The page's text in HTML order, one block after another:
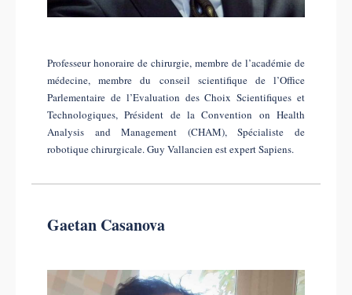
Professeur honoraire de chirurgie, membre de l’académie de
médecine, membre du conseil scientifique de l’Office
Parlementaire de l’Evaluation des Choix Scientifiques et
Technologiques, Président de la Convention on Health
Analysis and Management (CHAM), Spécialiste de
robotique chirurgicale. Guy Vallancien est expert Sapiens.
Gaetan Casanova